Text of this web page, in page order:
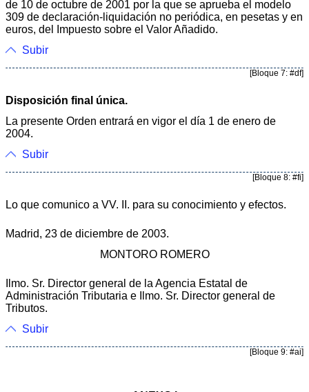
de 10 de octubre de 2001 por la que se aprueba el modelo
309 de declaración-liquidación no periódica, en pesetas y en
euros, del Impuesto sobre el Valor Añadido.
Subir
[Bloque 7: #df]
Disposición final única.
La presente Orden entrará en vigor el día 1 de enero de
2004.
Subir
[Bloque 8: #fi]
Lo que comunico a VV. II. para su conocimiento y efectos.
Madrid, 23 de diciembre de 2003.
MONTORO ROMERO
Ilmo. Sr. Director general de la Agencia Estatal de
Administración Tributaria e Ilmo. Sr. Director general de
Tributos.
Subir
[Bloque 9: #ai]